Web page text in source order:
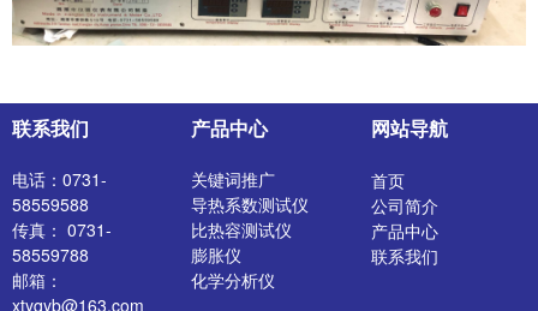
联系我们
电话：0731-
58559588
传真： 0731-
58559788
邮箱：
xtyqyb@163.com
产品中心
关键词推广
导热系数测试仪
比热容测试仪
膨胀仪
化学分析仪
网站导航
首页
公司简介
产品中心
联系我们